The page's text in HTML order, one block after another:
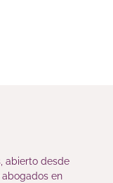
abierto desde
en